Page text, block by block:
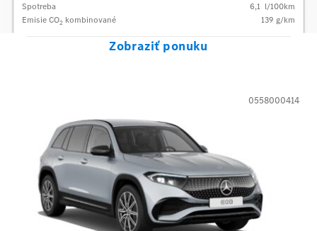
Spotreba 6,1 l/100km
Emisie CO2 kombinované 139 g/km
Zobraziť ponuku
0558000414